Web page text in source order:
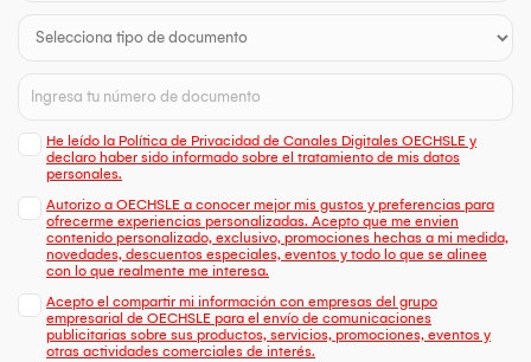
He leído la Política de Privacidad de Canales Digitales OECHSLE y
declaro haber sido informado sobre el tratamiento de mis datos
personales.
Autorizo a OECHSLE a conocer mejor mis gustos y preferencias para
ofrecerme experiencias personalizadas. Acepto que me envien
contenido personalizado, exclusivo, promociones hechas a mi medida,
novedades, descuentos especiales, eventos y todo lo que se alinee
con lo que realmente me interesa.
Acepto el compartir mi información con empresas del grupo
empresarial de OECHSLE para el envío de comunicaciones
publicitarias sobre sus productos, servicios, promociones, eventos y
otras actividades comerciales de interés.